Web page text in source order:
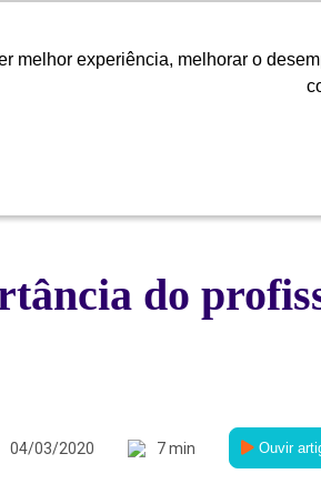
melhor experiência, melhorar o
melhor experiência, melhorar o
do
04/03/2020 7 min Ouvir